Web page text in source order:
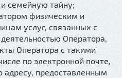
семейную тайну;
физическим и
услуг, связанных с
Оператора,
Оператора с такими
по электронной почте,
адресу, предоставленным